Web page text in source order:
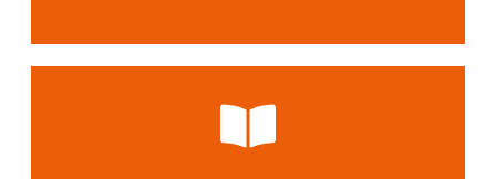
Lihat Paket